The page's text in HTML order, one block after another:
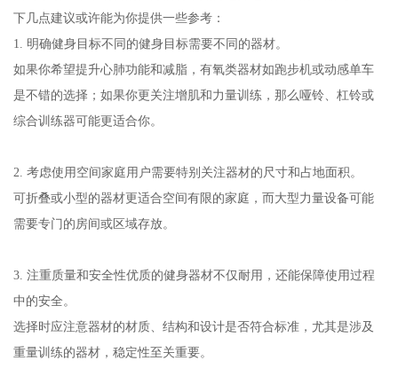
下几点建议或许能为你提供一些参考：
1. 明确健身目标不同的健身目标需要不同的器材。
如果你希望提升心肺功能和减脂，有氧类器材如跑步机或动感单车
是不错的选择；如果你更关注增肌和力量训练，那么哑铃、杠铃或
综合训练器可能更适合你。
2. 考虑使用空间家庭用户需要特别关注器材的尺寸和占地面积。
可折叠或小型的器材更适合空间有限的家庭，而大型力量设备可能
需要专门的房间或区域存放。
3. 注重质量和安全性优质的健身器材不仅耐用，还能保障使用过程
中的安全。
选择时应注意器材的材质、结构和设计是否符合标准，尤其是涉及
重量训练的器材，稳定性至关重要。